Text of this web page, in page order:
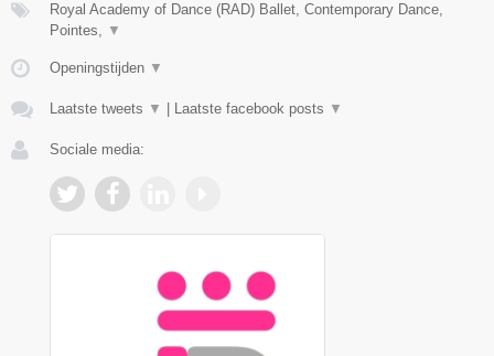
Royal Academy of Dance (RAD) Ballet, Contemporary Dance,
Pointes,
▼
Openingstijden ▼
Laatste tweets ▼ | Laatste facebook posts ▼
Sociale media: